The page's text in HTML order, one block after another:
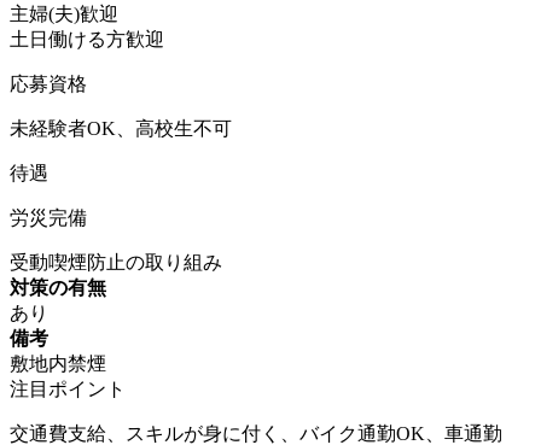
主婦(夫)歓迎
土日働ける方歓迎
応募資格
未経験者OK、高校生不可
待遇
労災完備
受動喫煙防止の取り組み
対策の有無
あり
備考
敷地内禁煙
注目ポイント
交通費支給、スキルが身に付く、バイク通勤OK、車通勤